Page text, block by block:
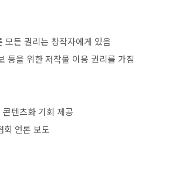
모든 권리는 창작자에게 있음
등을 위한 저작물 이용 권리를 가짐
텐츠화 기회 제공
회 언론 보도